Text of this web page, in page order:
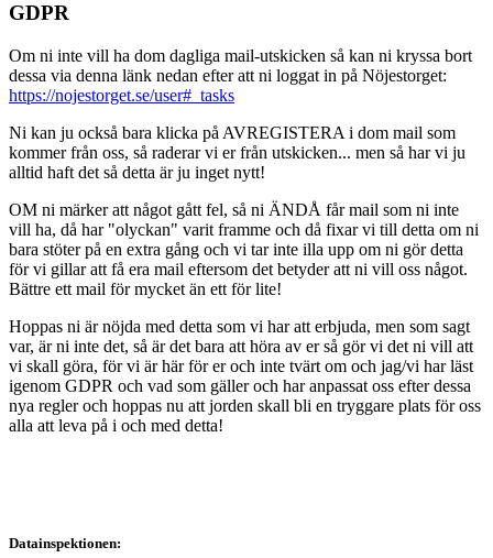
GDPR
Om ni inte vill ha dom dagliga mail-utskicken så kan ni kryssa bort
dessa via denna länk nedan efter att ni loggat in på Nöjestorget:
https://nojestorget.se/user#_tasks
Ni kan ju också bara klicka på AVREGISTERA i dom mail som
kommer från oss, så raderar vi er från utskicken... men så har vi ju
alltid haft det så detta är ju inget nytt!
OM ni märker att något gått fel, så ni ÄNDÅ får mail som ni inte
vill ha, då har "olyckan" varit framme och då fixar vi till detta om ni
bara stöter på en extra gång och vi tar inte illa upp om ni gör detta
för vi gillar att få era mail eftersom det betyder att ni vill oss något.
Bättre ett mail för mycket än ett för lite!
Hoppas ni är nöjda med detta som vi har att erbjuda, men som sagt
var, är ni inte det, så är det bara att höra av er så gör vi det ni vill att
vi skall göra, för vi är här för er och inte tvärt om och jag/vi har läst
igenom GDPR och vad som gäller och har anpassat oss efter dessa
nya regler och hoppas nu att jorden skall bli en tryggare plats för oss
alla att leva på i och med detta!
Datainspektionen: